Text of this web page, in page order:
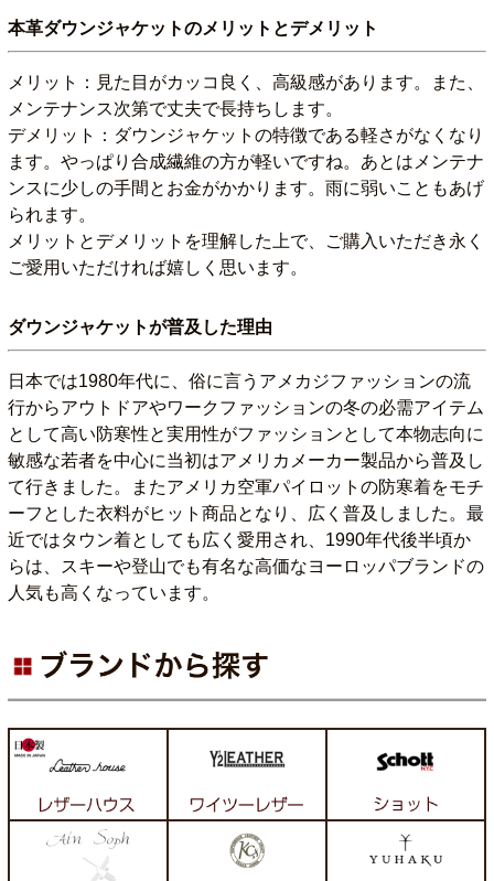
本革ダウンジャケットのメリットとデメリット
メリット：見た目がカッコ良く、高級感があります。また、
メンテナンス次第で丈夫で長持ちします。
デメリット：ダウンジャケットの特徴である軽さがなくなり
ます。やっぱり合成繊維の方が軽いですね。あとはメンテナ
ンスに少しの手間とお金がかかります。雨に弱いこともあげ
られます。
メリットとデメリットを理解した上で、ご購入いただき永く
ご愛用いただければ嬉しく思います。
ダウンジャケットが普及した理由
日本では1980年代に、俗に言うアメカジファッションの流
行からアウトドアやワークファッションの冬の必需アイテム
として高い防寒性と実用性がファッションとして本物志向に
敏感な若者を中心に当初はアメリカメーカー製品から普及し
て行きました。またアメリカ空軍パイロットの防寒着をモチ
ーフとした衣料がヒット商品となり、広く普及しました。最
近ではタウン着としても広く愛用され、1990年代後半頃か
らは、スキーや登山でも有名な高価なヨーロッパブランドの
人気も高くなっています。